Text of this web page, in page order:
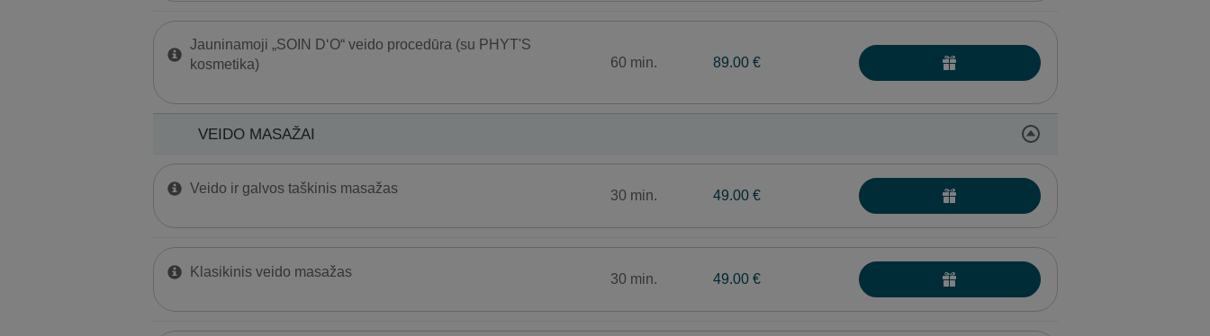
Jauninamoji „SOIN D‘O“ veido procedūra (su PHYT'S
kosmetika)
60 min. 89.00 €
VEIDO MASAŽAI
Veido ir galvos taškinis masažas 30 min. 49.00 €
Klasikinis veido masažas 30 min. 49.00 €